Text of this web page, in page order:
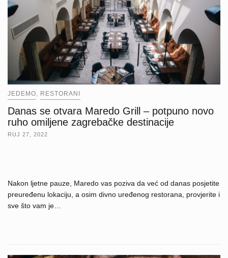
JEDEMO RESTORANI
Danas se otvara Maredo Grill – potpuno novo
ruho omiljene zagrebačke destinacije
RUJ 27, 2022
Nakon ljetne pauze, Maredo vas poziva da već od danas posjetite
preuređenu lokaciju, a osim divno uređenog restorana, provjerite i
sve što vam je…